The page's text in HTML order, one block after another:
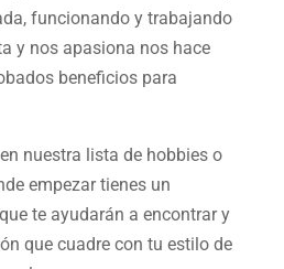
funcionando y trabajando
y nos apasiona nos hace
beneficios para
nuestra lista de hobbieso
empezar tienes un
te ayudarán a encontrar y
que cuadre con tu estilo de